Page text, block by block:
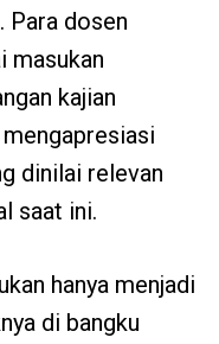
Para dosen
masukan
kajian
dinilai relevan
saat ini.
hanya menjadi
di bangku